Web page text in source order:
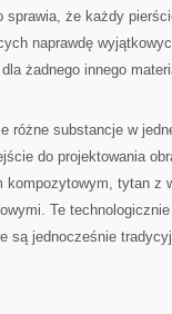
że każdy
naprawdę
żadnego innego
różne substancje w
do projektowania
kompozytowym, tytan z
Te
są jednocześnie